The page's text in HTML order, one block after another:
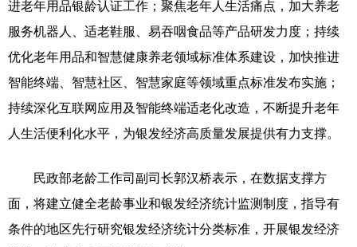
进老年用品银龄认证工作；聚焦老年人生活痛点，加大养老
服务机器人、适老鞋服、易吞咽食品等产品研发力度；持续
优化老年用品和智慧健康养老领域标准体系建设，加快推进
智能终端、智慧社区、智慧家庭等领域重点标准发布实施；
持续深化互联网应用及智能终端适老化改造，不断提升老年
人生活便利化水平，为银发经济高质量发展提供有力支撑。
民政部老龄工作司副司长郭汉桥表示，在数据支撑方
面，将建立健全老龄事业和银发经济统计监测制度，指导有
条件的地区先行研究银发经济统计分类标准，开展银发经济